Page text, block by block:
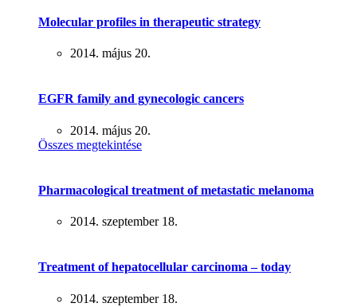
Molecular profiles in therapeutic strategy
2014. május 20.
EGFR family and gynecologic cancers
2014. május 20.
Összes megtekintése
Pharmacological treatment of metastatic melanoma
2014. szeptember 18.
Treatment of hepatocellular carcinoma – today
2014. szeptember 18.